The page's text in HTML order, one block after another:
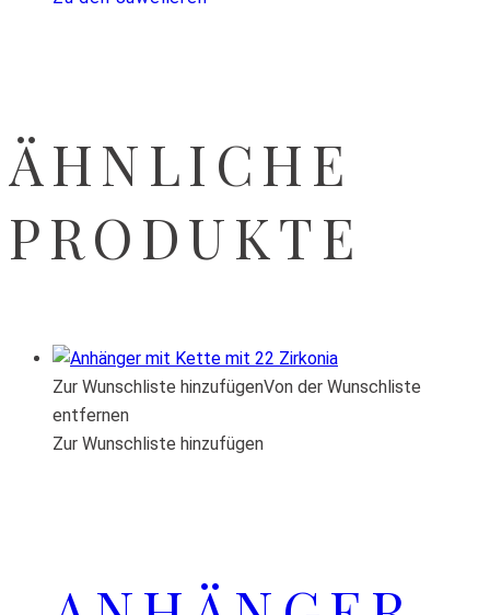
ÄHNLICHE
PRODUKTE
Zur Wunschliste hinzufügenVon der Wunschliste
entfernen
Zur Wunschliste hinzufügen